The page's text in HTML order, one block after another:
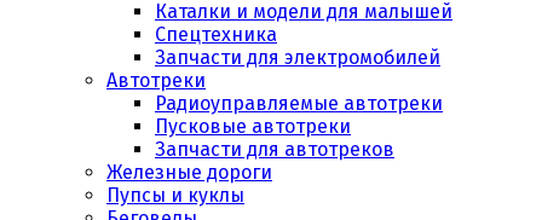
Каталки и модели для малышей
Спецтехника
Запчасти для электромобилей
Автотреки
Радиоуправляемые автотреки
Пусковые автотреки
Запчасти для автотреков
Железные дороги
Пупсы и куклы